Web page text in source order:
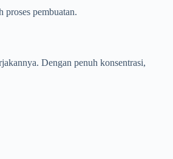
proses pembuatan.
Dengan penuh konsentrasi,